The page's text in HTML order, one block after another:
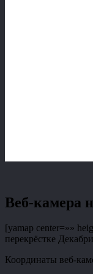
Веб-камера
[yamap center=»»
перекрёстке
Координаты веб-